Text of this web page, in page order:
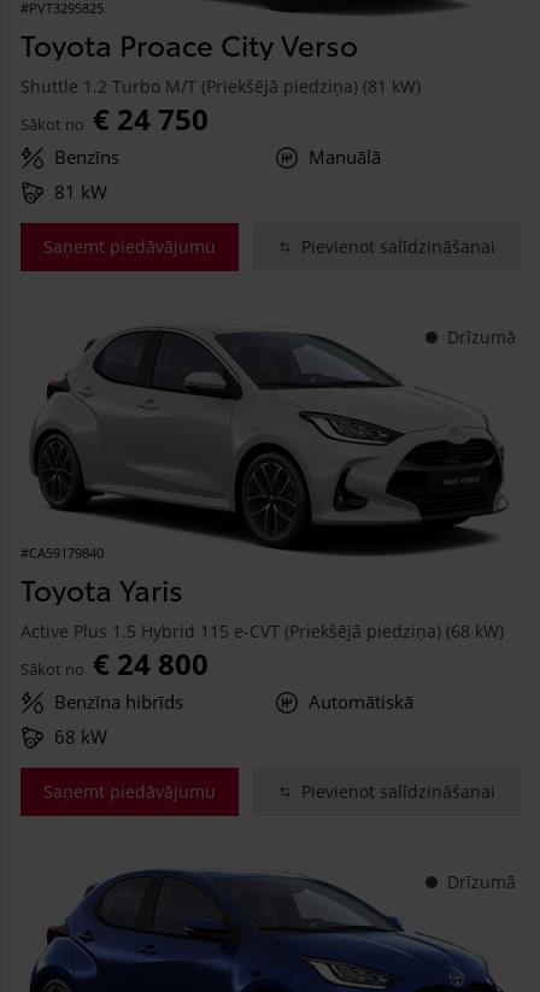
#PVT3295825
Toyota Proace City Verso
Shuttle 1.2 Turbo M/T (Priekšējā piedziņa) (81 kW)
Sākot no € 24 750
Benzīns
Manuālā
81 kW
Saņemt piedāvājumu Pievienot salīdzināšanai
Drīzumā
#CA59179840
Toyota Yaris
Active Plus 1.5 Hybrid 115 e-CVT (Priekšējā piedziņa) (68 kW)
Sākot no € 24 800
Benzīna hibrīds
Automātiskā
68 kW
Saņemt piedāvājumu Pievienot salīdzināšanai
Drīzumā